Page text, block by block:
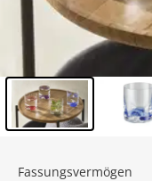
Fassungsvermögen